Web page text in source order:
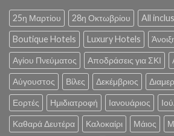
25η Μαρτίου 28η Οκτωβρίου All
Boutique Hotels Luxury Hotels
Αγίου Πνεύματος Αποδράσεις για ΣΚΙ
Αύγουστος Βίλες Δεκέμβριος
Εορτές Ημιδιατροφή Ιανουάριος
Καθαρά Δευτέρα Καλοκαίρι Μάιος